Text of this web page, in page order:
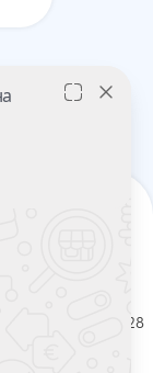
141/128